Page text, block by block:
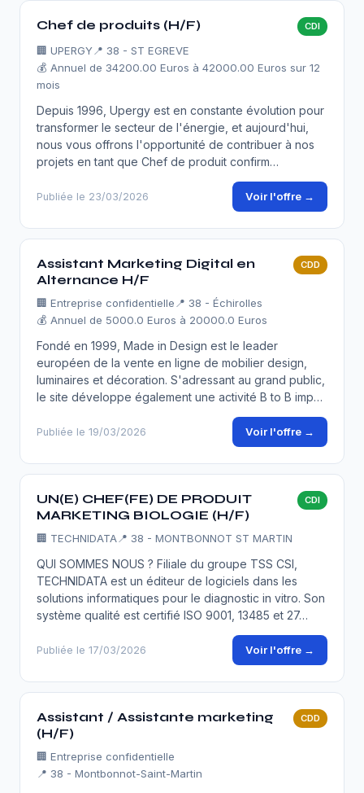
Chef de produits (H/F) CDI
🏢 UPERGY📍 38 - ST EGREVE
💰 Annuel de 34200.00 Euros à 42000.00 Euros sur 12
mois
Depuis 1996, Upergy est en constante évolution pour
transformer le secteur de l'énergie, et aujourd'hui,
nous vous offrons l'opportunité de contribuer à nos
projets en tant que Chef de produit confirm…
Publiée le 23/03/2026 Voir l'offre →
Assistant Marketing Digital en
Alternance H/F
CDD
🏢 Entreprise confidentielle 📍 38 - Échirolles
💰 Annuel de 5000.0 Euros à 20000.0 Euros
Fondé en 1999, Made in Design est le leader
européen de la vente en ligne de mobilier design,
luminaires et décoration. S'adressant au grand public,
le site développe également une activité B to B imp…
Publiée le 19/03/2026 Voir l'offre →
UN(E) CHEF(FE) DE PRODUIT
MARKETING BIOLOGIE (H/F)
CDI
🏢 TECHNIDATA📍 38 - MONTBONNOT ST MARTIN
QUI SOMMES NOUS ? Filiale du groupe TSS CSI,
TECHNIDATA est un éditeur de logiciels dans les
solutions informatiques pour le diagnostic in vitro. Son
système qualité est certifié ISO 9001, 13485 et 27…
Publiée le 17/03/2026 Voir l'offre →
Assistant / Assistante marketing
(H/F)
CDD
🏢 Entreprise confidentielle
📍 38 - Montbonnot-Saint-Martin